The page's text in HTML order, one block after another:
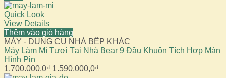
là:
Quick Look
View Details
Thêm vào giỏ hàng
MÁY - DỤNG CỤ NHÀ BẾP KHÁC
Máy Làm Mì Tươi Tại Nhà Bear 9 Đầu Khuôn Tích Hợp Màn
Hình Pin
1.700.000,0₫ Giá
1.590.000,0₫